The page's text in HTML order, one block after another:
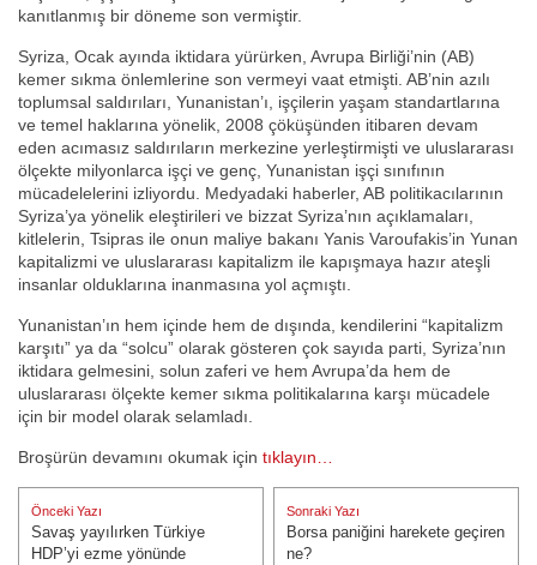
kanıtlanmış bir döneme son vermiştir.
Syriza, Ocak ayında iktidara yürürken, Avrupa Birliği’nin (AB)
kemer sıkma önlemlerine son vermeyi vaat etmişti. AB’nin azılı
toplumsal saldırıları, Yunanistan’ı, işçilerin yaşam standartlarına
ve temel haklarına yönelik, 2008 çöküşünden itibaren devam
eden acımasız saldırıların merkezine yerleştirmişti ve uluslararası
ölçekte milyonlarca işçi ve genç, Yunanistan işçi sınıfının
mücadelelerini izliyordu. Medyadaki haberler, AB politikacılarının
Syriza’ya yönelik eleştirileri ve bizzat Syriza’nın açıklamaları,
kitlelerin, Tsipras ile onun maliye bakanı Yanis Varoufakis’in Yunan
kapitalizmi ve uluslararası kapitalizm ile kapışmaya hazır ateşli
insanlar olduklarına inanmasına yol açmıştı.
Yunanistan’ın hem içinde hem de dışında, kendilerini “kapitalizm
karşıtı” ya da “solcu” olarak gösteren çok sayıda parti, Syriza’nın
iktidara gelmesini, solun zaferi ve hem Avrupa’da hem de
uluslararası ölçekte kemer sıkma politikalarına karşı mücadele
için bir model olarak selamladı.
Broşürün devamını okumak için tıklayın…
Yazı
gezinmesi
Önceki Yazı
Önceki Yazı:
Savaş yayılırken Türkiye
HDP’yi ezme yönünde
Sonraki Yazı
Sonraki Yazı:
Borsa paniğini harekete geçiren
ne?